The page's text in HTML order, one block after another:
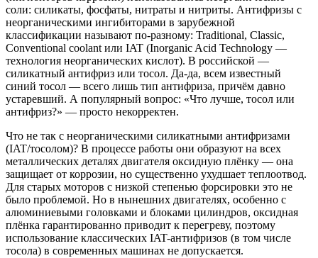
соли: силикаты, фосфаты, нитраты и нитриты. Антифризы с
неорганическими ингибиторами в зарубежной
классификации называют по-разному: Traditional, Classic,
Conventional coolant или IAT (Inorganic Acid Technology —
технология неорганических кислот). В российской —
силикатный антифриз или тосол. Да-да, всем известный
синий тосол — всего лишь тип антифриза, причём давно
устаревший. А популярный вопрос: «Что лучше, тосол или
антифриз?» — просто некорректен.
Что не так с неорганическими силикатными антифризами
(IAT/тосолом)? В процессе работы они образуют на всех
металлических деталях двигателя оксидную плёнку — она
защищает от коррозии, но существенно ухудшает теплоотвод.
Для старых моторов с низкой степенью форсировки это не
было проблемой. Но в нынешних двигателях, особенно с
алюминиевыми головками и блоками цилиндров, оксидная
плёнка гарантированно приводит к перегреву, поэтому
использование классических IAT-антифризов (в том числе
тосола) в современных машинах не допускается.